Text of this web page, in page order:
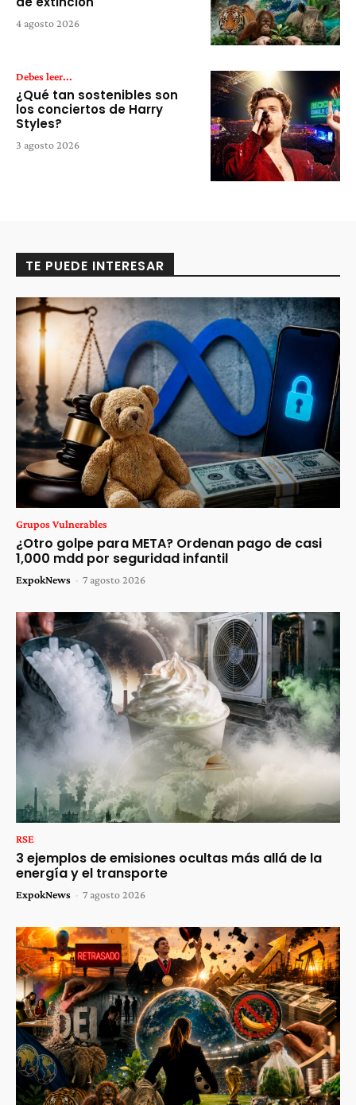
4 agosto 2026
Debes leer...
¿Qué tan sostenibles son
los conciertos de Harry
Styles?
3 agosto 2026
TE PUEDE INTERESAR
Grupos Vulnerables
¿Otro golpe para META? Ordenan pago de casi
1,000 mdd por seguridad infantil
ExpokNews - 7 agosto 2026
RSE
3 ejemplos de emisiones ocultas más allá de la
energía y el transporte
ExpokNews - 7 agosto 2026